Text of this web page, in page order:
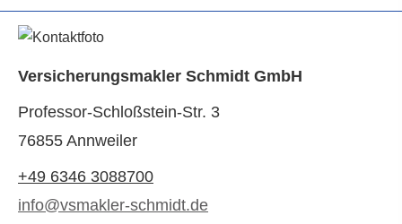
Ver­sicherungs­makler Schmidt GmbH
Professor-Schloßstein-Str. 3
76855 Annweiler
+49 6346 3088700
info@vsmakler-schmidt.de